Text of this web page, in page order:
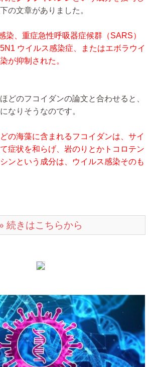
の文章がありました。
染、重症急性呼吸器症候群（SARS）
ウイルス感染症、またはエボラウイ
が抑制された。
どのフコイダンの論文と合わせると、
なりそうなのです。
の海藻に含まれるフコイダンは、サイ
症状を和らげ、岩のりとかトコロテン
ンという成分は、ウイルス感染そのも
続きはこちらから